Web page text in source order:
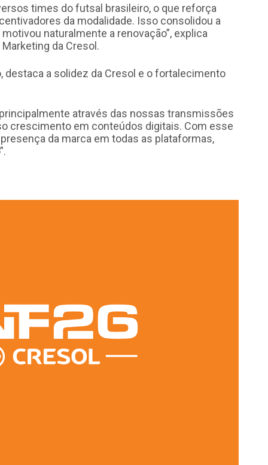
times do futsal brasileiro, o que reforça
da modalidade. Isso consolidou a
naturalmente a renovação”, explica
da Cresol.
destaca a solidez da Cresol e o fortalecimento
através das nossas transmissões
crescimento em conteúdos digitais. Com esse
da marca em todas as plataformas,